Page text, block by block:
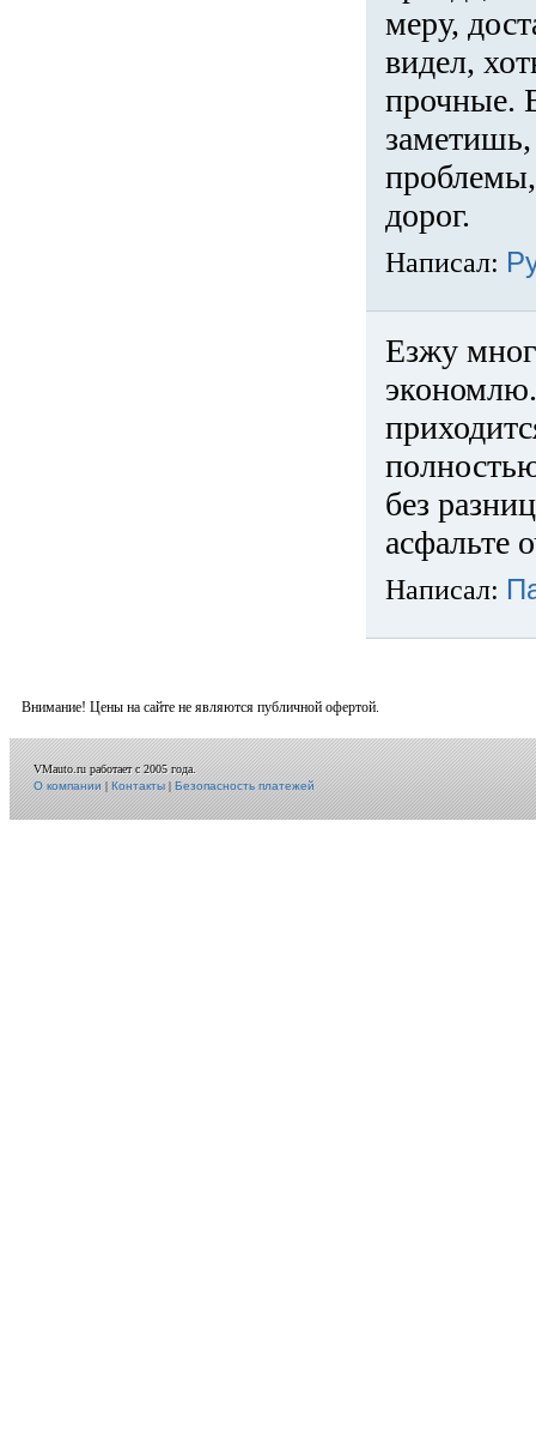
меру,
видел,
прочные.
проблемы,
дорог.
Написал:
Езжу
без
асфальте
Написал:
Внимание! Цены на сайте не являются публичной офертой.
VMauto.ru работает с 2005 года.
О компании|Контакты|Безопасность платежей